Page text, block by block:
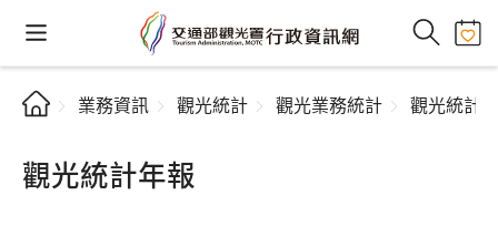
業務資訊 觀光統計 觀光業務統計 觀光統計
觀光統計年報